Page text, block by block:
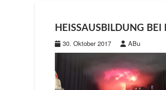
HEISSAUSBILDUNG BEI
30. Oktober 2017 ABu